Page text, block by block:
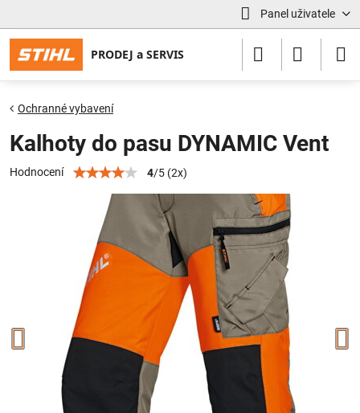
Panel uživatele
Ochranné vybavení
Kalhoty do pasu DYNAMIC Vent
Hodnocení 4/5 (2x)